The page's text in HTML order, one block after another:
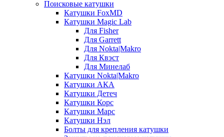
Поисковые катушки
Катушки FoxMD
Катушки Magic Lab
Для Fisher
Для Garrett
Для Nokta|Makro
Для Квэст
Для Минелаб
Катушки Nokta|Makro
Катушки АКА
Катушки Детеч
Катушки Корс
Катушки Марс
Катушки Нэл
Болты для крепления катушки